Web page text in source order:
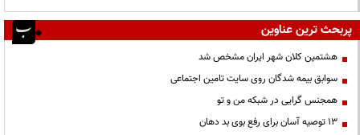
پربحث ترین عناوین
هشتمین کلان شهر ایران مشخص شد
سوابق بیمه شدگان روی سایت تامین اجتماعی
همجنس گرایی در شبکه من و تو
13 توصیه آسان برای رفع بوی بد دهان